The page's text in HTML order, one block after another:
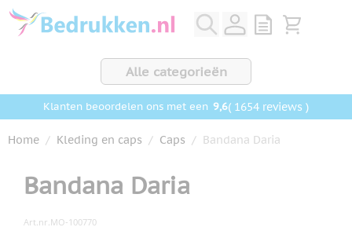
Ga naar de inhoud
View quote,
Bekijk
Alle categorieën
Klanten beoordelen ons met een 9,6( 1654 reviews )
Home / Kleding en caps / Caps / Bandana Daria
Bandana Daria
Art.nr. MO-100770